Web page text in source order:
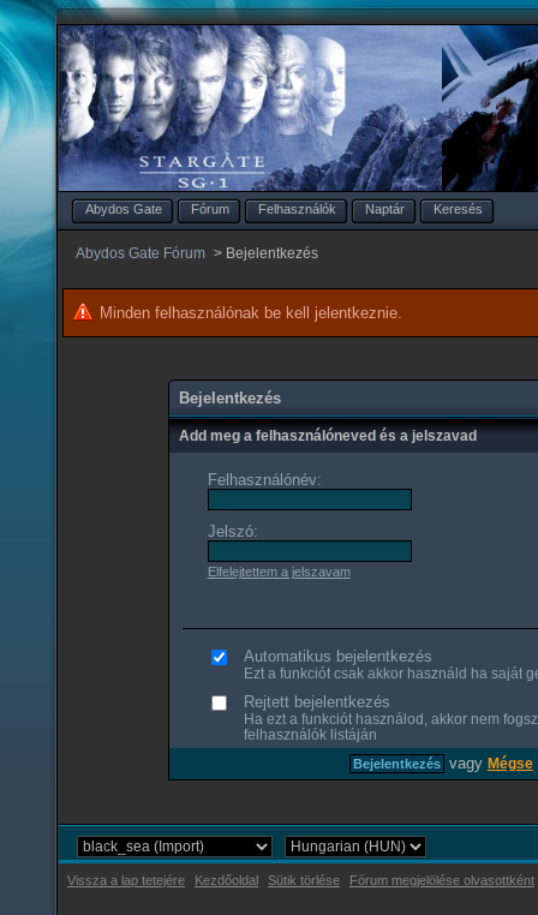
Abydos Gate Fórum Felhasználók Naptár Keresés
Abydos Gate Fórum > Bejelentkezés
Minden felhasználónak be kell jelentkeznie.
Bejelentkezés
Add meg a felhasználóneved és a jelszavad
Felhasználónév:
Jelszó:
Elfelejtettem a jelszavam
Automatikus bejelentkezés
Ezt a funkciót csak akkor használd ha saját
Rejtett bejelentkezés
Ha ezt a funkciót használod, akkor nem
felhasználók listáján
vagy Mégse
Vissza a lap tetejére Kezdőoldal Sütik törlése Fórum megjelölése olvasottként